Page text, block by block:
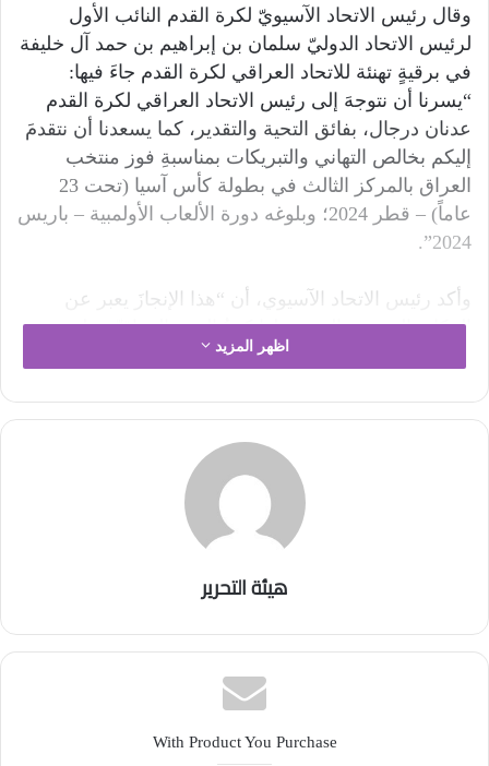
وقال رئيس الاتحاد الآسيويّ لكرة القدم النائب الأول
لرئيس الاتحاد الدوليّ سلمان بن إبراهيم بن حمد آل خليفة
في برقيةٍ تهنئة للاتحاد العراقي لكرة القدم جاءَ فيها:
“يسرنا أن نتوجهَ إلى رئيس الاتحاد العراقي لكرة القدم
عدنان درجال، بفائق التحية والتقدير، كما يسعدنا أن نتقدمَ
إليكم بخالص التهاني والتبريكات بمناسبةِ فوز منتخب
العراق بالمركز الثالث في بطولة كأس آسيا (تحت 23
عاماً) – قطر 2024؛ وبلوغه دورة الألعاب الأولمبية – باريس
2024”.
وأكد رئيس الاتحاد الآسيوي، أن “هذا الإنجازَ يعبر عن
المكانةِ المتميزة التي تحتلها كرةُ القدم العراقيّة على
ساحةِ كرة القدم الآسيويّة، كما أنه يتوج جهودَ اتحادكم
منافساتِ البطولة الآسيويّة”.
وأعرب رئيس الاتحاد الآسيوي، عن أمله بأن “ينقل درجال،
التهاني إلى أسرةِ الاتحاد العراقيّ وأعضاء المنتخب، مع
تمنياتنا لكم بدوام التوفيق والنجاح في خدمة مسيرةِ الكرة
العراقية على مختلف الأصعدة”.
وبلغ المنتخب الأولمبي العراقي، أولمبياد باريس 2024،
اظهر المزيد
هيئة التحرير
With Product You Purchase